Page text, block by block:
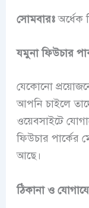
সোমবারঃঅর্ধেক
যমুনা ফিউচার
যেকোনো
আপনি চাইলে
ওয়েবসাইটে
ফিউচার পার্কের
আছে।
ঠিকানা ও